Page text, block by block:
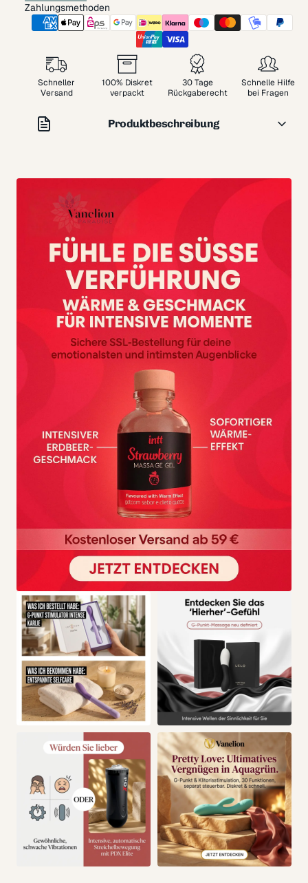
Zahlungsmethoden
Schneller
Versand
100% Diskret
verpackt
30 Tage
Rückgaberecht
Schnelle Hilfe
bei Fragen
Produktbeschreibung
Du willst eine abgestufte Lösung, die dir Sicherheit und
Kontrolle zurückgibt.
FÜR WEN IST CALEXOTICS 5-
TEILIGES DILATOR-SET
GEMACHT?
Für alle, die sich schrittweise an mehr Weite oder Routine
gewöhnen möchten und dafür ein klar aufgebautes Set
bevorzugen.
Für wen ist CalExotics 5-teiliges
Dilator-Set nicht gedacht?
Nicht passend, wenn du nur ein einzelnes Toy mit sofort
viel Fülle suchst und keine Progression brauchst.
WELCHES PROBLEM LÖST
CALEXOTICS 5-TEILIGES
DILATOR-SET?
Das Hauptproblem:Ein einzelnes Modell ist oft
entweder zu klein, zu groß oder einfach nicht passend
für den aktuellen Stand.
Die Lösung:CalExotics 5-teiliges Dilator-Set löst das
über fünf aufeinander aufbauende Stufen, ergonomische
Form und ein tragbares Konzept, damit Fortschritt
planbarer wird.
DEINE KONKRETEN VORTEILE
IM ALLTAG
Mehr Kontrolle über dein Tempo
Die abgestuften Größen nehmen Druck aus dem
Ausprobieren.
Mehr Sicherheit beim Einführen
Eine ergonomische Form unterstützt einen ruhigeren,
bewussteren Ablauf.
Mehr Kontinuität statt Zufall